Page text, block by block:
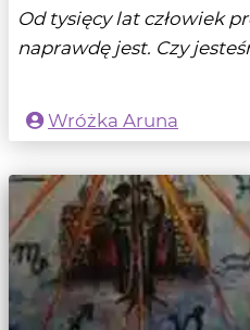
Od tysięcy lat człowiek
naprawdę jest. Czy
Wróżka Aruna